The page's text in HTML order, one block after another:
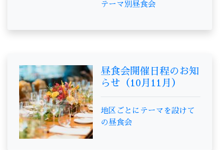
テーマ別昼食会
昼食会開催日程のお知
らせ（10月11月）
地区ごとにテーマを設けて
の昼食会